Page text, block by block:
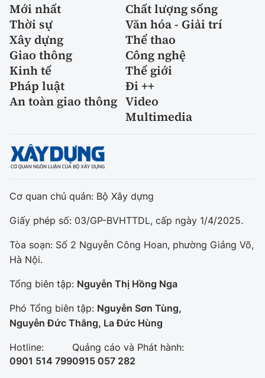
Mới nhất
Chất lượng sống
Thời sự
Văn hóa - Giải trí
Xây dựng
Thể thao
Giao thông
Công nghệ
Kinh tế
Thế giới
Pháp luật
Đi ++
An toàn giao thông Video
Multimedia
Cơ quan chủ quản: Bộ Xây dựng
Giấy phép số: 03/GP-BVHTTDL, cấp ngày 1/4/2025.
Tòa soạn: Số 2 Nguyễn Công Hoan, phường Giảng Võ,
Hà Nội.
Tổng biên tập: Nguyễn Thị Hồng Nga
Phó Tổng biên tập: Nguyễn Sơn Tùng,
Nguyễn Đức Thắng, La Đức Hùng
Hotline:
0901 514 799
Quảng cáo và Phát hành:
0915 057 282